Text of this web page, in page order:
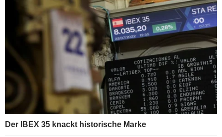
Der IBEX 35 knackt historische Marke